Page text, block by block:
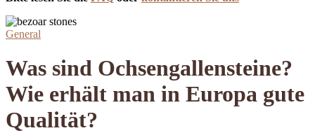
General
Was sind Ochsengallensteine?
Wie erhält man in Europa gute
Qualität?